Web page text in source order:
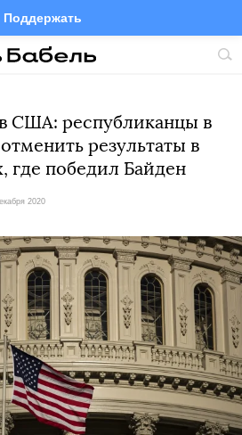
Поддержать
TelegramTwitter
США: республиканцы в
результаты в
где победил Байден
2020